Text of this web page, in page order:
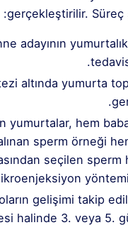
gerçekleştirilir. Süreç
adayının
altında yumurta
yumurtalar, hem
sperm örneği
seçilen sperm
gelişimi takip
halinde 3. veya 5.